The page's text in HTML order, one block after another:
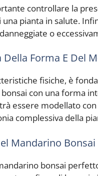
controllare la
una pianta in salute.
o
Della Forma E Del
fisiche, è
con una forma
essere modellato
complessiva della
Mandarino
bonsai